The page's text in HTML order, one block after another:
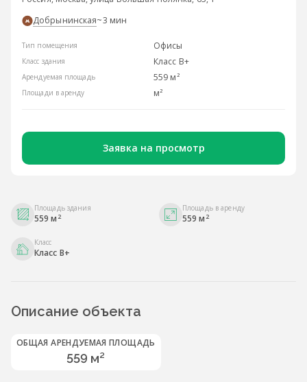
Добрынинская~3 мин
Тип помещения Офисы
Класс здания Класс B+
Арендуемая площадь 559 м²
Площади в аренду м²
Заявка на просмотр
Площадь здания
559 м 2
Площадь в аренду
559 м 2
Класс
Класс B+
Описание объекта
ОБЩАЯ АРЕНДУЕМАЯ ПЛОЩАДЬ
559 м²